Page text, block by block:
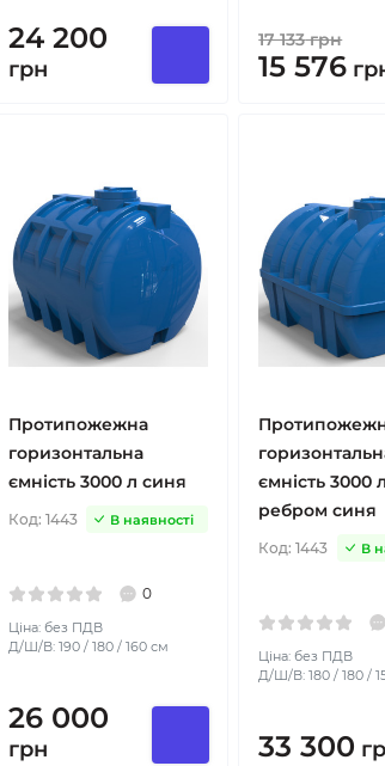
24 200
грн
17 133грн
15 576
Протипожежна
горизонтальна
ємність 3000 л синя
Код: 1443 В наявності
0
Ціна: без ПДВ
Д/Ш/В: 190 / 180 / 160 см
26 000
грн
ємність 3000
ребром синя
Код:1443 В
Ціна: без ПДВ
Д/Ш/В: 180 / 180 /
33 300